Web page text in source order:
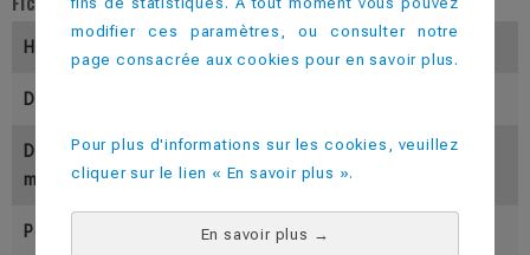
Hauteur (En Mm)
Diamètre Inférieur (En Mm)
Diamètre Supérieur (En M
M)
51
Poids (En Gramme) 43
modifier ces paramètres, ou consulter notre
page consacrée aux cookies pour en savoir plus.
Pour plus d'informations sur les cookies, veuillez
cliquer sur le lien « En savoir plus ».
En savoir plus →